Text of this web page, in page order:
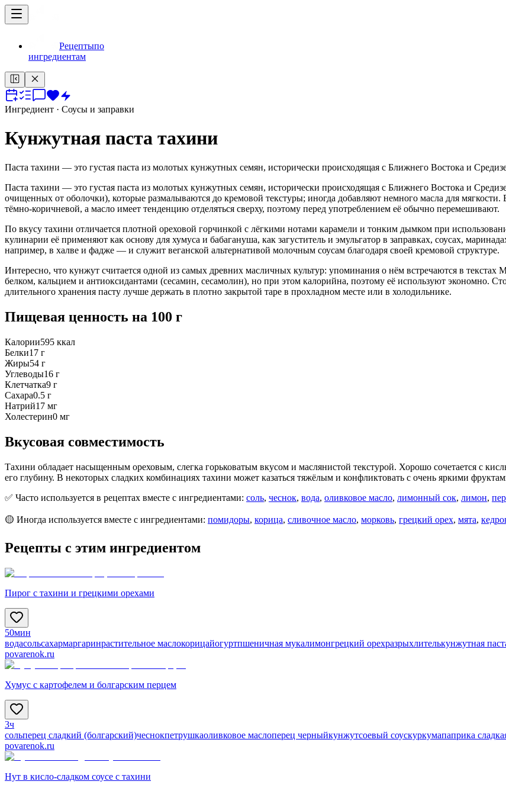
Рецептыпо
ингредиентам
Ингредиент · Соусы и заправки
Кунжутная паста тахини
Паста тахини — это густая паста из молотых кунжутных семян, исторически происходящая с Ближнего Востока и
Паста тахини — это густая паста из молотых кунжутных семян, исторически происходящая с Ближнего Востока и
очищенных от оболочки), которые размалываются до кремовой текстуры; иногда добавляют немного масла для
тёмно-коричневой, а масло имеет тенденцию отделяться сверху, поэтому перед употреблением её обычно перемешивают.
По вкусу тахини отличается плотной ореховой горчинкой с лёгкими нотами карамели и тонким дымком при
кулинарии её применяют как основу для хумуса и бабагануша, как загуститель и эмульгатор в заправках, соусах,
например, в халве и фадже — и служит веганской альтернативой молочным соусам благодаря своей кремовой структуре.
Интересно, что кунжут считается одной из самых древних масличных культур: упоминания о нём встречаются в
белком, кальцием и антиоксидантами (сесамин, сесамолин), но при этом калорийна, поэтому её используют экономно.
длительного хранения пасту лучше держать в плотно закрытой таре в прохладном месте или в холодильнике.
Пищевая ценность на 100 г
Калории595 ккал
Белки17 г
Жиры54 г
Углеводы16 г
Клетчатка9 г
Сахара0.5 г
Натрий17 мг
Холестерин0 мг
Вкусовая совместимость
Тахини обладает насыщенным ореховым, слегка горьковатым вкусом и маслянистой текстурой. Хорошо сочетается с
его глубину. В некоторых сладких комбинациях тахини может казаться тяжёлым и конфликтовать с очень яркими
✅ Часто используется в рецептах вместе с ингредиентами: соль, чеснок, вода, оливковое масло, лимонный сок, лимон,
🟡 Иногда используется вместе с ингредиентами: помидоры, корица, сливочное масло, морковь, грецкий орех, мята,
Рецепты с этим ингредиентом
Пирог с тахини и грецкими орехами
50мин
водасольсахармаргаринрастительное маслокорицайогуртпшеничная мукалимонгрецкий орехразрыхлителькунжутная
povarenok.ru
Хумус с картофелем и болгарским перцем
3ч
сольперец сладкий (болгарский)чеснокпетрушкаоливковое маслоперец черныйкунжутсоевый соускуркумапаприка
povarenok.ru
Нут в кисло-сладком соусе с тахини